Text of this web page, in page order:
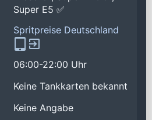
Super E5 ✅
Spritpreise Deutschland
06:00-22:00 Uhr
Keine Tankkarten bekannt
Keine Angabe